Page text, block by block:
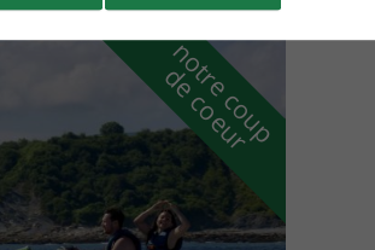
n
o
t
r
e
c
o
u
p
d
e
c
o
e
u
r